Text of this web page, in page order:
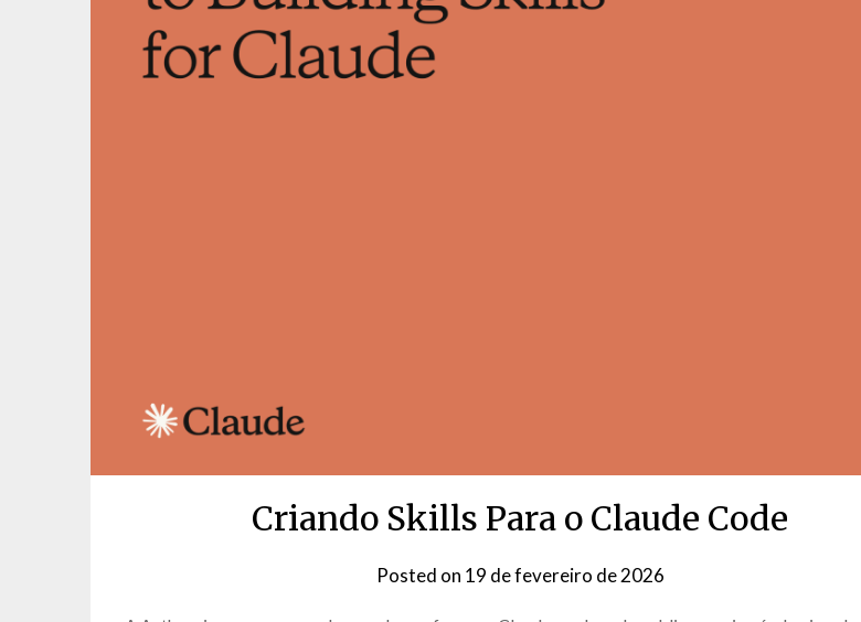
Criando Skills Para o Claude Code
Posted on 19 de fevereiro de 2026